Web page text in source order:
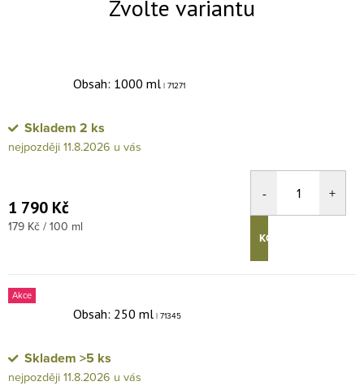
Obsah: 1000 ml | 71271
Skladem 2 ks
11.8.2026
1 790 Kč
Měrná cena:
179 Kč / 100 ml
KOUPIT
Akce
Obsah: 250 ml | 71345
Skladem >5 ks
11.8.2026